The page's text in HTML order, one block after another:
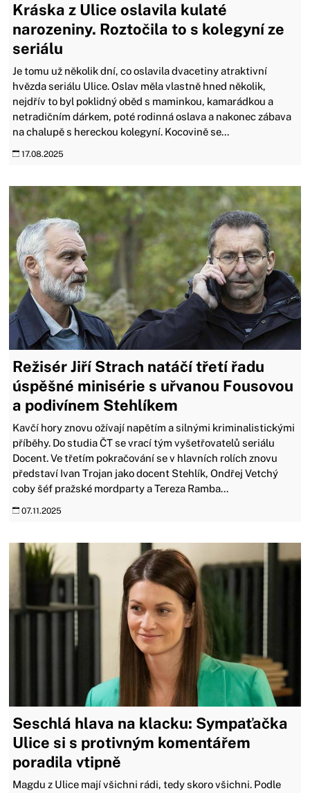
Kráska z Ulice oslavila kulaté
narozeniny. Roztočila to s kolegyní ze
seriálu
Je tomu už několik dní, co oslavila dvacetiny atraktivní
hvězda seriálu Ulice. Oslav měla vlastně hned několik,
nejdřív to byl poklidný oběd s maminkou, kamarádkou a
netradičním dárkem, poté rodinná oslava a nakonec zábava
na chalupě s hereckou kolegyní. Kocovině se...
17.08.2025
Režisér Jiří Strach natáčí třetí řadu
úspěšné minisérie s uřvanou Fousovou
a podivínem Stehlíkem
Kavčí hory znovu ožívají napětím a silnými kriminalistickými
příběhy. Do studia ČT se vrací tým vyšetřovatelů seriálu
Docent. Ve třetím pokračování se v hlavních rolích znovu
představí Ivan Trojan jako docent Stehlík, Ondřej Vetchý
coby šéf pražské mordparty a Tereza Ramba...
07.11.2025
Seschlá hlava na klacku: Sympaťačka
Ulice si s protivným komentářem
poradila vtipně
Magdu z Ulice mají všichni rádi, tedy skoro všichni. Podle